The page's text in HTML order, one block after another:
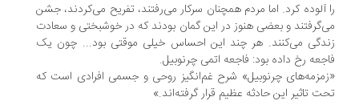
آلوده کرد. اما مردم همچنان سرکار می‌رفتند، تفریح می‌کردند، جشن
و بعضی هنوز در این گمان‌ بودند که در خوشبختی و سعادت
می‌کنند. هر چند این احساس خیلی موقتی بود... چون یک
رخ داده بود: فاجعه اتمی چرنوبیل.
چرنوبیل» شرح غم‌انگیز روحی و جسمی افرادی است که
تاثیر این حادثه‌ عظیم قرار گرفته‌اند.»